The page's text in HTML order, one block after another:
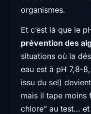
organismes.
Et c’est là que le
prévention des
situations où la
eau est à pH 7,8-
issu du sel)
mais il tape moins
chlore” au test…